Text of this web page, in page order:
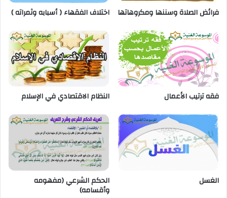
فرائض الصلاة وسننها ومكروهاتها اختلاف الفقهاء ( أسبابه وثمراته )
فقه ترتيب الأعمال النظام الاقتصادي في الإسلام
الغسل الحكم الشرعي (مفهومه
وأقسامه)